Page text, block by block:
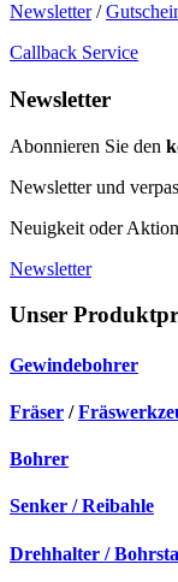
Newsletter/
Callback Service
Newsletter
Abonnieren Sie den
Newsletter und
Neuigkeit oder
Newsletter
Unser
Gewindebohrer
Fräser /
Bohrer
Senker / Reibahle
Drehhalter /